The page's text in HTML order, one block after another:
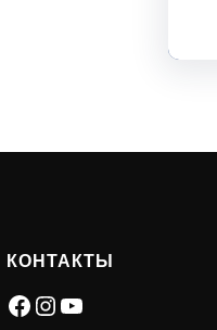
КОНТАКТЫ
Facebook Instagram YouTube